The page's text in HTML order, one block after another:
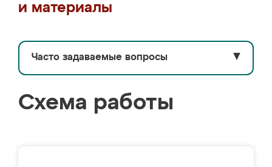
и материалы
Часто задаваемые вопросы ▼
Схема работы